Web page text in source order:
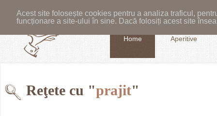
Acest site folosește cookies pentru a analiza traficul,
funcționare a site-ului în sine. Dacă folosiți acest site
Home Aperitive
Reţete cu "prajit"